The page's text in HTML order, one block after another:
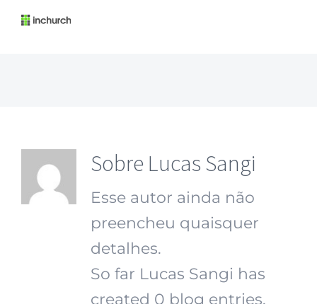
Sobre Lucas Sangi
Esse autor ainda não
preencheu quaisquer
detalhes.
So far Lucas Sangi has
created 0 blog entries.